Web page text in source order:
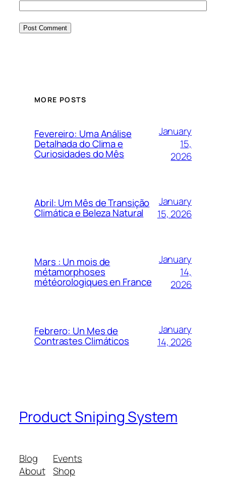
MORE POSTS
Fevereiro: Uma Análise
Detalhada do Clima e
Curiosidades do Mês
January
15,
2026
Abril: Um Mês de Transição
Climática e Beleza Natural
January
15, 2026
Mars : Un mois de
métamorphoses
météorologiques en France
January
14,
2026
Febrero: Un Mes de
Contrastes Climáticos
January
14, 2026
Product Sniping System
Blog
About
Events
Shop